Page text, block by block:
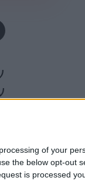
of your
the below opt-out
is processed
θα